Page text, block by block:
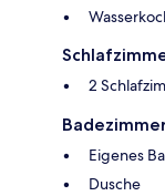
2
Eigenes
Dusche